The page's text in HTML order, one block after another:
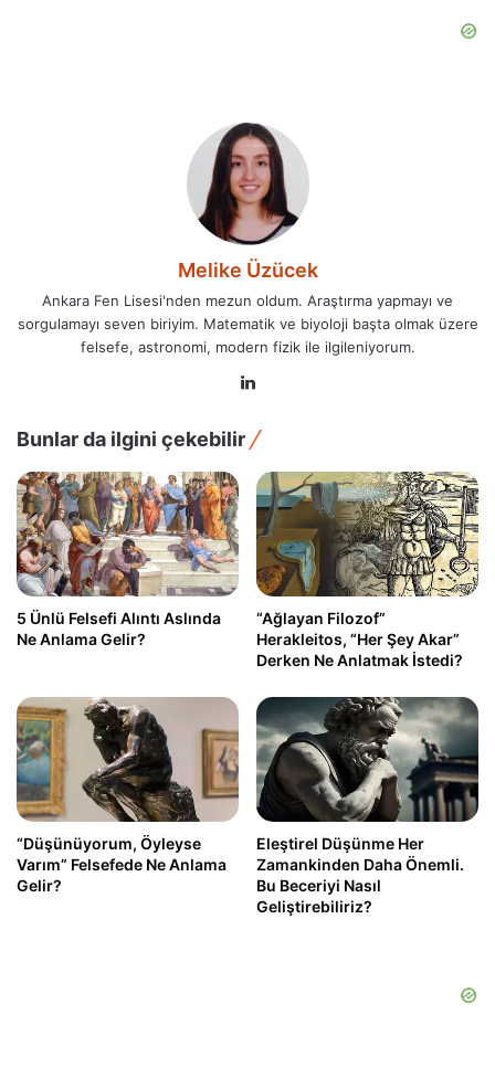
Melike Üzücek
Ankara Fen Lisesi'nden mezun oldum. Araştırma yapmayı ve
sorgulamayı seven biriyim. Matematik ve biyoloji başta olmak üzere
felsefe, astronomi, modern fizik ile ilgileniyorum.
Bunlar da ilgini çekebilir
5 Ünlü Felsefi Alıntı Aslında
Ne Anlama Gelir?
“Ağlayan Filozof”
Herakleitos, “Her Şey Akar”
Derken Ne Anlatmak İstedi?
“Düşünüyorum, Öyleyse
Varım” Felsefede Ne Anlama
Gelir?
Eleştirel Düşünme Her
Zamankinden Daha Önemli.
Bu Beceriyi Nasıl
Geliştirebiliriz?